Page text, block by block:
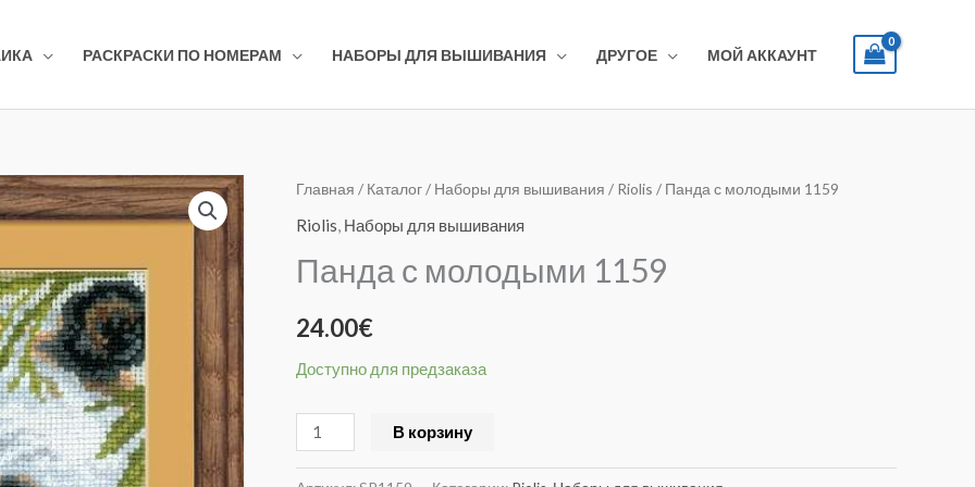
РАСКРАСКИ ПО НОМЕРАМ НАБОРЫ ДЛЯ ВЫШИВАНИЯ ДРУГОЕ МОЙ АККАУНТ
Главная / Каталог/ Наборы для вышивания / Riolis / Панда с молодыми 1159
Riolis, Наборы для вышивания
Панда с молодыми 1159
24.00€
Доступно для предзаказа
Количество
товара
1159
В корзину